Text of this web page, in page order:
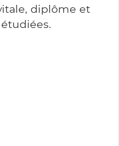
diplôme et